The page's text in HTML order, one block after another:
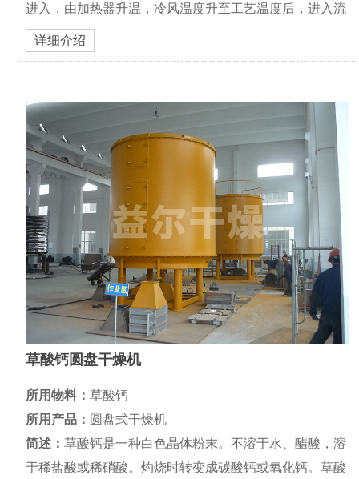
进入，由加热器升温，冷风温度升至工艺温度后，进入流
化床内，使粉末呈流化状循环流动，同时喷入雾状粘合剂
湿润容器内的粉末，使粉末凝聚成疏松的小颗粒，成粒的
详细介绍
草酸钙圆盘干燥机
所用物料：草酸钙
所用产品： 圆盘式干燥机
简述：草酸钙是一种白色晶体粉末。不溶于水、醋酸，溶
于稀盐酸或稀硝酸。灼烧时转变成碳酸钙或氧化钙。草酸